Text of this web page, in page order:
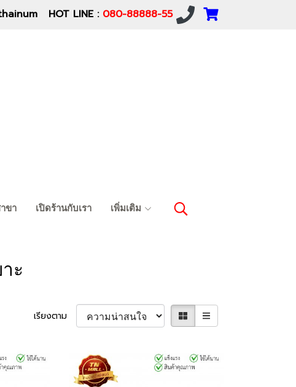
HOT LINE : 080-88888-55
ขา เปิดร้านกับเรา เพิ่มเติม
ะ
เรียงตาม